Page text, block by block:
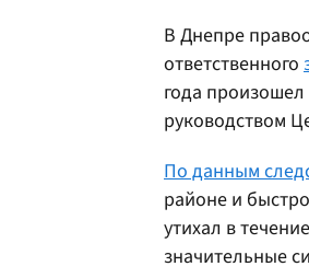
В Днепре
ответственного
года
руководством
По данным
районе и
утихал в
значительные